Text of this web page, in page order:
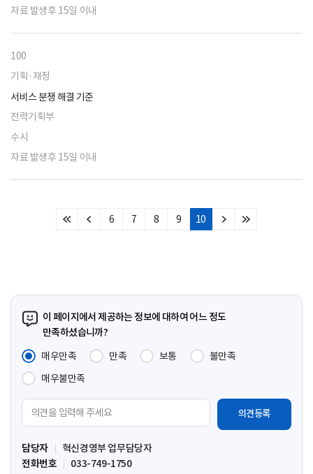
자료 발생후 15일 이내
100
기획·재정
서비스 분쟁 해결 기준
전략기획부
수시
자료 발생후 15일 이내
처
이
6 7 8 9 10
다
마
이 페이지에서 제공하는 정보에 대하여 어느 정도
만족하셨습니까?
매우만족
만족 보통
불만족
매우불만족
견
입
력
담당자
혁신경영부 업무담당자
전화번호
033-749-1750